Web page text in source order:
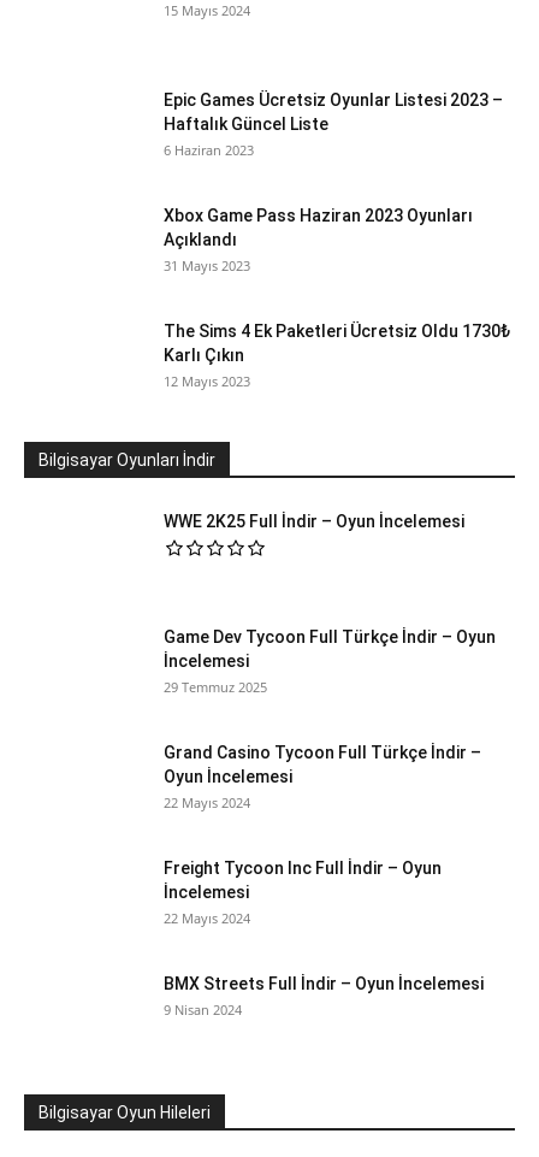
15 Mayıs 2024
Epic Games Ücretsiz Oyunlar Listesi 2023 –
Haftalık Güncel Liste
6 Haziran 2023
Xbox Game Pass Haziran 2023 Oyunları
Açıklandı
31 Mayıs 2023
The Sims 4 Ek Paketleri Ücretsiz Oldu 1730₺
Karlı Çıkın
12 Mayıs 2023
Bilgisayar Oyunları İndir
WWE 2K25 Full İndir – Oyun İncelemesi
Game Dev Tycoon Full Türkçe İndir – Oyun
İncelemesi
29 Temmuz 2025
Grand Casino Tycoon Full Türkçe İndir –
Oyun İncelemesi
22 Mayıs 2024
Freight Tycoon Inc Full İndir – Oyun
İncelemesi
22 Mayıs 2024
BMX Streets Full İndir – Oyun İncelemesi
9 Nisan 2024
Bilgisayar Oyun Hileleri